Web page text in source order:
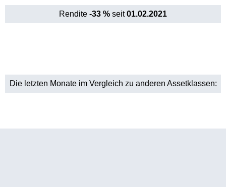
Rendite -33 % seit01.02.2021
Die letzten Monate im Vergleich zu anderen Assetklassen: